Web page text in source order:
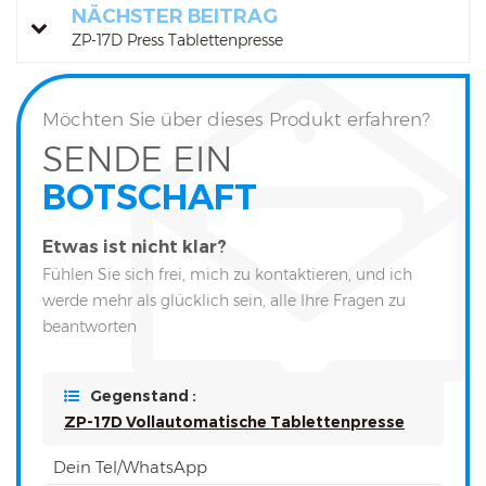
NÄCHSTER BEITRAG
ZP-17D Press Tablettenpresse
Möchten Sie über dieses Produkt erfahren?
SENDE EIN
BOTSCHAFT
Etwas ist nicht klar?
Fühlen Sie sich frei, mich zu kontaktieren, und ich
werde mehr als glücklich sein, alle Ihre Fragen zu
beantworten
Gegenstand :
ZP-17D Vollautomatische Tablettenpresse
Dein Tel/WhatsApp